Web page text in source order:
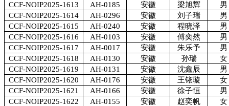
CCF-NOIP2025-1613
AH-0185 安徽 梁旭辉
男
CCF-NOIP2025-1614
AH-0296 安徽 刘子瑞
男
CCF-NOIP2025-1615
AH-0240 安徽 程晓泽
男
CCF-NOIP2025-1616
AH-0103 安徽 傅奕然
男
CCF-NOIP2025-1617
AH-0017 安徽 朱乐予
男
CCF-NOIP2025-1618
AH-0130 安徽 孙瑞
女
CCF-NOIP2025-1619
AH-0131 安徽 沈鑫辰
男
CCF-NOIP2025-1620
AH-0176 安徽 王铱璇
女
CCF-NOIP2025-1621
AH-0166 安徽 徐子恒
男
CCF-NOIP2025-1622
AH-0155 安徽 赵奕帆
女